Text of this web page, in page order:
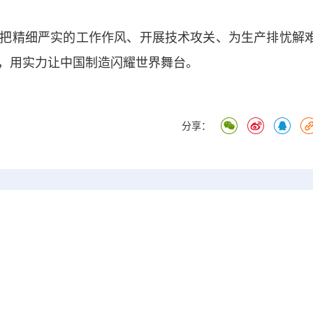
细严实的工作作风、开展技术攻关、为生产排忧解
实力让中国制造闪耀世界舞台。
分享：